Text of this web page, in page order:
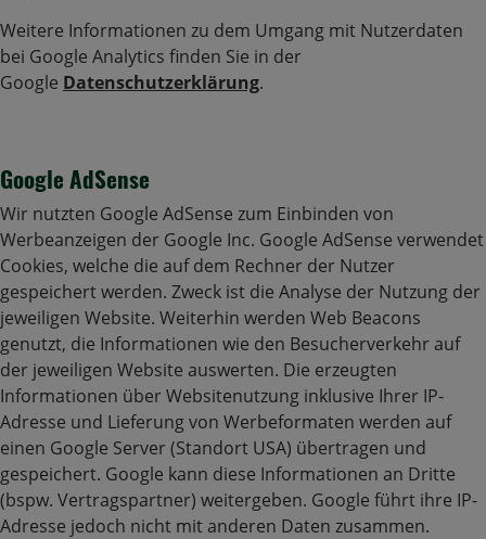
Weitere Informationen zu dem Umgang mit Nutzerdaten
bei Google Analytics finden Sie in der
Google Datenschutzerklärung.
Google AdSense
Wir nutzten Google AdSense zum Einbinden von
Werbeanzeigen der Google Inc. Google AdSense verwendet
Cookies, welche die auf dem Rechner der Nutzer
gespeichert werden. Zweck ist die Analyse der Nutzung der
jeweiligen Website. Weiterhin werden Web Beacons
genutzt, die Informationen wie den Besucherverkehr auf
der jeweiligen Website auswerten. Die erzeugten
Informationen über Websitenutzung inklusive Ihrer IP-
Adresse und Lieferung von Werbeformaten werden auf
einen Google Server (Standort USA) übertragen und
gespeichert. Google kann diese Informationen an Dritte
(bspw. Vertragspartner) weitergeben. Google führt ihre IP-
Adresse jedoch nicht mit anderen Daten zusammen.